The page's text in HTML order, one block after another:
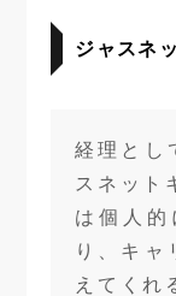
ジャスネ
経理とし
スネット
は個人的
り、キャ
えてくれ